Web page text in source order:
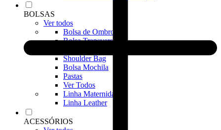
BOLSAS
Ver todos
Bolsa de Ombro
Bolsa Transversal
Shoulder Bag
Bolsa Mochila
Pastas
Ver Todos
Linha Maternidade
Linha Leather
ACESSÓRIOS